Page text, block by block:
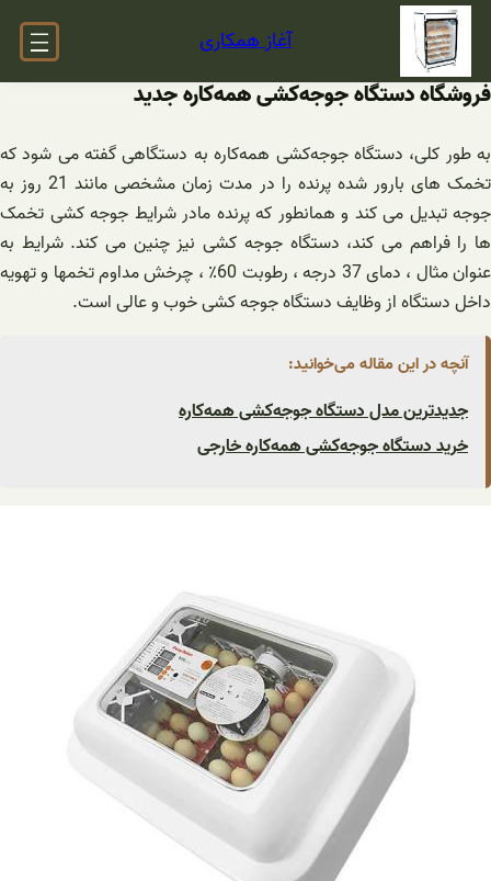
رفتن
محتوا
آغاز همکاری
فروشگاه دستگاه‌ جوجه‌کشی ‌همه‌کاره جدید
به طور کلی، دستگاه‌ جوجه‌کشی ‌همه‌کاره به دستگاهی گفته می شود که
تخمک های بارور شده پرنده را در مدت زمان مشخصی مانند 21 روز به
جوجه تبدیل می کند و همانطور که پرنده مادر شرایط جوجه کشی تخمک
ها را فراهم می کند، دستگاه جوجه کشی نیز چنین می کند. شرایط به
عنوان مثال ، دمای 37 درجه ، رطوبت 60٪ ، چرخش مداوم تخمها و تهویه
داخل دستگاه از وظایف دستگاه جوجه کشی خوب و عالی است.
آنچه در این مقاله می‌خوانید:
جدیدترین مدل دستگاه‌ جوجه‌کشی ‌همه‌کاره
خرید دستگاه‌ جوجه‌کشی ‌همه‌کاره خارجی